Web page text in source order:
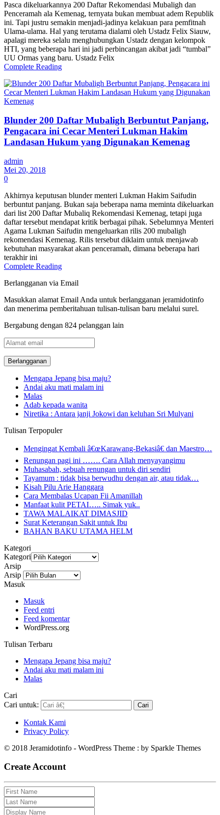
Pasca dikeluarkannya 200 Daftar Rekomendasi Mubaligh dan
Penceramah ala Kemenag, ternyata bukan membuat adem Republik
ini. Tapi justru semakin menjadi-jadinya kelakuan para pemfitnah
Ulama-ulama. Hal yang terutama dialami oleh Ustadz Felix Siauw,
apalagi mereka selalu menghubungkan Ustadz dengan kelompok
HTI, yang beberapa hari ini jadi perbincangan akibat jadi “tumbal”
UU Ormas yang baru. Ustadz Felix
Complete Reading
Blunder 200 Daftar Mubaligh Berbuntut Panjang,
Pengacara ini Cecar Menteri Lukman Hakim
Landasan Hukum yang Digunakan Kemenag
admin
Mei 20, 2018
0
Akhirnya keputusan blunder menteri Lukman Hakim Saifudin
berbuntut panjang. Bukan saja beberapa nama meminta dikeluarkan
dari list 200 Daftar Mubaliq Rekomendasi Kemenag, tetapi juga
daftar tersebut mendapat kritik berbagai pihak. Sebelumnya Menteri
Agama Lukman Saifudin mengeluarkan rilis 200 mubaligh
rekomendasi Kemenag. Rilis tersebut diklaim untuk menjawab
kebutuhan masyarakat akan penceramah, dimana beberapa hari
terakhir ini
Complete Reading
Berlangganan via Email
Masukkan alamat Email Anda untuk berlangganan jeramidotinfo
dan menerima pemberitahuan tulisan-tulisan baru melalui surel.
Bergabung dengan 824 pelanggan lain
Alamat
email
Mengapa Jepang bisa maju?
Andai aku mati malam ini
Malas
Adab kepada wanita
Niretika : Antara janji Jokowi dan keluhan Sri Mulyani
Tulisan Terpopuler
Mengingat Kembali â€œKarawang-Bekasiâ€ dan Maestro…
Renungan pagi ini ……. Cara Allah menyayangimu
Muhasabah, sebuah renungan untuk diri sendiri
Tayamum : tidak bisa berwudhu dengan air, atau tidak…
Kisah Pilu Arie Hanggara
Cara Membalas Ucapan Fii Amanillah
Manfaat kulit PETAI….. Simak yuk..
TAWA MALAIKAT DIMASJID
Surat Keterangan Sakit untuk Ibu
BAHAN BAKU UTAMA HELM
Kategori
Kategori
Arsip
Arsip
Masuk
Masuk
Feed entri
Feed komentar
WordPress.org
Tulisan Terbaru
Mengapa Jepang bisa maju?
Andai aku mati malam ini
Malas
Cari
Cari untuk:
Kontak Kami
Privacy Policy
© 2018 Jeramidotinfo - WordPress Theme : by Sparkle Themes
Create Account